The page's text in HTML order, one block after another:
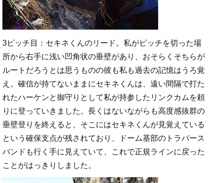
3ピッチ目：セキネくんのリード。私がピッチを切った場
所から右手に浅い凹角状の垂壁があり、おそらくそちらが
ルートだろうとは思うものの彼も私も過去の記憶はうろ覚
え。確信が持てないままにセキネくんは、遠い間隔で打た
れたハーケンと御守りとして私が持参したリンクカムを頼
りに登っていきました。長くはないながらも高度感抜群の
垂壁登りを終えると、そこにはセキネくんが見覚えている
という確保支点が残されており、ドーム基部のトラバース
バンドも行く手に見えていて、これで正規ラインに戻った
ことがはっきりしました。